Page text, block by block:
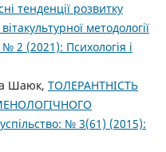
тенденції розвитку
методології
№ 2 (2021): Психологія і
Шаюк, ТОЛЕРАНТНІСТЬ
№ 3(61) (2015):